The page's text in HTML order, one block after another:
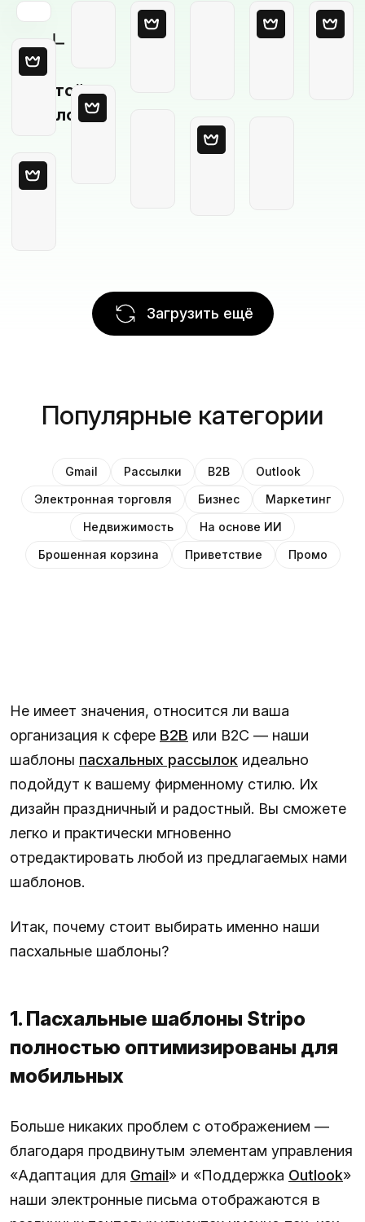
Пустой
шаблон
Загрузить ещё
Популярные категории
Gmail Рассылки B2B
Outlook
Электронная торговля
Бизнес
Маркетинг
Недвижимость
На основе ИИ
Брошенная корзина
Приветствие Промо
Не имеет значения, относится ли ваша
организация к сфере B2B или B2C — наши
шаблоны пасхальных рассылок идеально
подойдут к вашему фирменному стилю. Их
дизайн праздничный и радостный. Вы сможете
легко и практически мгновенно
отредактировать любой из предлагаемых нами
шаблонов.
Итак, почему стоит выбирать именно наши
пасхальные шаблоны?
1. Пасхальные шаблоны Stripo
полностью оптимизированы для
мобильных
Больше никаких проблем с отображением —
благодаря продвинутым элементам управления
«Адаптация для Gmail» и «Поддержка Outlook»
наши электронные письма отображаются в